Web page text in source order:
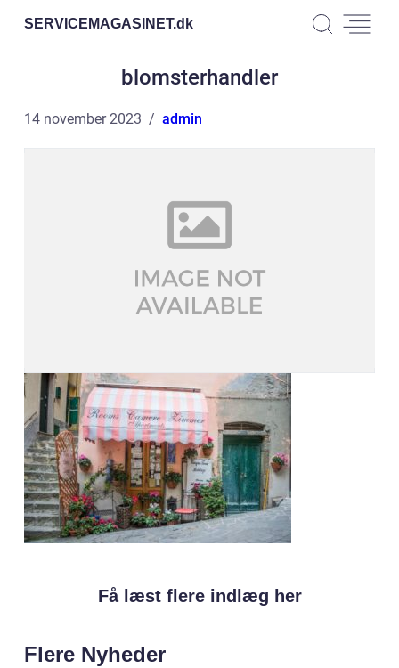
SERVICEMAGASINET.dk
blomsterhandler
14 november 2023 admin
Få læst flere indlæg her
Flere Nyheder